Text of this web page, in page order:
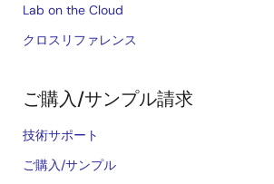
Lab on the Cloud
クロスリファレンス
ご購入/サンプル請求
技術サポート
ご購入/サンプル